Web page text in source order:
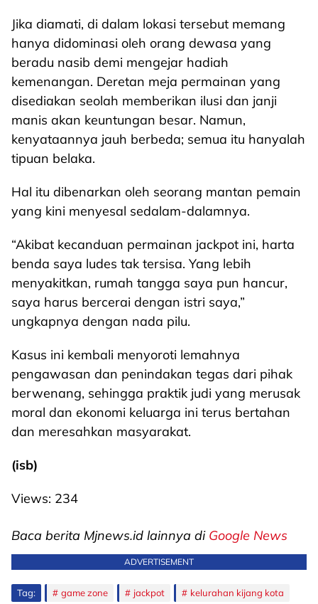
Jika diamati, di dalam lokasi tersebut memang
hanya didominasi oleh orang dewasa yang
beradu nasib demi mengejar hadiah
kemenangan. Deretan meja permainan yang
disediakan seolah memberikan ilusi dan janji
manis akan keuntungan besar. Namun,
kenyataannya jauh berbeda; semua itu hanyalah
tipuan belaka.
Hal itu dibenarkan oleh seorang mantan pemain
yang kini menyesal sedalam-dalamnya.
“Akibat kecanduan permainan jackpot ini, harta
benda saya ludes tak tersisa. Yang lebih
menyakitkan, rumah tangga saya pun hancur,
saya harus bercerai dengan istri saya,”
ungkapnya dengan nada pilu.
Kasus ini kembali menyoroti lemahnya
pengawasan dan penindakan tegas dari pihak
berwenang, sehingga praktik judi yang merusak
moral dan ekonomi keluarga ini terus bertahan
dan meresahkan masyarakat.
(isb)
Views: 234
Baca berita Mjnews.id lainnya di Google News
ADVERTISEMENT
Tag: game zone jackpot kelurahan kijang kota